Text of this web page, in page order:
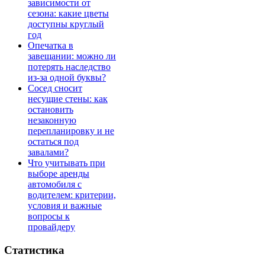
зависимости от
сезона: какие цветы
доступны круглый
год
Опечатка в
завещании: можно ли
потерять наследство
из-за одной буквы?
Сосед сносит
несущие стены: как
остановить
незаконную
перепланировку и не
остаться под
завалами?
Что учитывать при
выборе аренды
автомобиля с
водителем: критерии,
условия и важные
вопросы к
провайдеру
Статистика